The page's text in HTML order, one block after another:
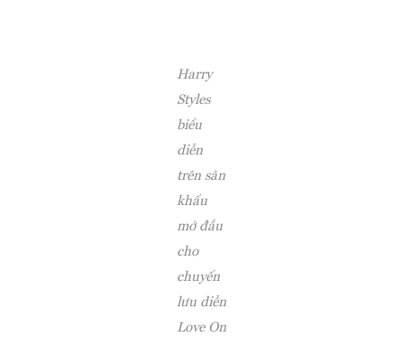
Harry
Styles
biểu
diễn
trên sân
khấu
mở đầu
cho
chuyến
lưu diễn
Love On